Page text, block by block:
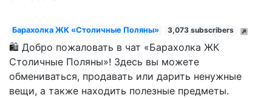
Барахолка ЖК «Столичные Поляны» 3,073 subscribers
🛍️ Добро пожаловать в чат «Барахолка ЖК
Столичные Поляны»! Здесь вы можете
обмениваться, продавать или дарить ненужные
вещи, а также находить полезные предметы.